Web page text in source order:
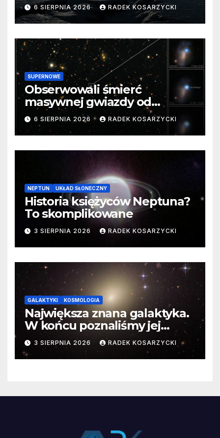
6 SIERPNIA 2026 RADEK KOSARZYCKI
SUPERNOWE
Obserwowali śmierć
masywnej gwiazdy od
samego początku. Niezwykle
cenne dane
6 SIERPNIA 2026 RADEK KOSARZYCKI
NEPTUN UKŁAD SŁONECZNY
Historia księżyców Neptuna?
To skomplikowane
3 SIERPNIA 2026 RADEK KOSARZYCKI
GALAKTYKI KOSMOLOGIA
Największa znana galaktyka.
W końcu poznaliśmy jej
faktyczne wymiary
3 SIERPNIA 2026 RADEK KOSARZYCKI